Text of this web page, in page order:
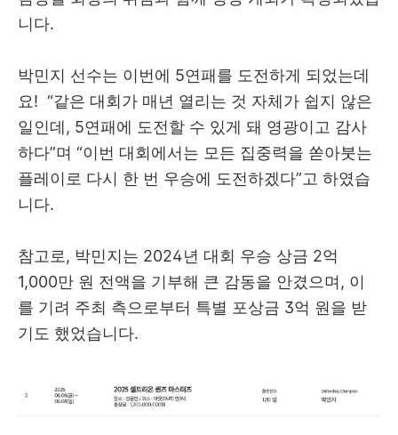
니다.
박민지 선수는 이번에 5연패를 도전하게 되었는데
요! “같은 대회가 매년 열리는 것 자체가 쉽지 않은
일인데, 5연패에 도전할 수 있게 돼 영광이고 감사
하다”며 “이번 대회에서는 모든 집중력을 쏟아붓는
플레이로 다시 한 번 우승에 도전하겠다”고 하였습
니다.
참고로, 박민지는 2024년 대회 우승 상금 2억
1,000만 원 전액을 기부해 큰 감동을 안겼으며, 이
를 기려 주최 측으로부터 특별 포상금 3억 원을 받
기도 했었습니다.